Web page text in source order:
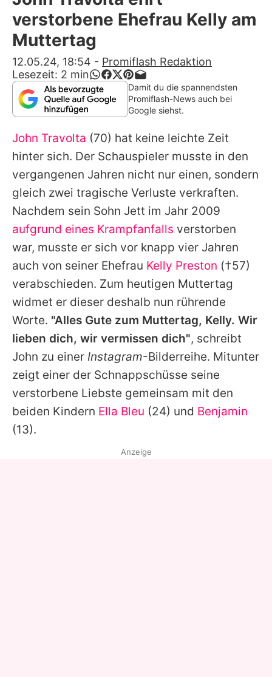
Alle Themen auf Promiflash
App runterladen
Team
Redaktionelle Richtlinien
Impressum
Datenschutzerklärung
Nutzungsbedingungen
Utiq verwalten
verstorbene Ehefrau Kelly am
Muttertag
12.05.24, 18:54 - Promiflash Redaktion
Lesezeit: 2 min
Damit du die spannendsten
Promiflash-News auch bei
Google siehst.
John Travolta (70) hat keine leichte Zeit
hinter sich. Der Schauspieler musste in den
vergangenen Jahren nicht nur einen, sondern
gleich zwei tragische Verluste verkraften.
Nachdem sein Sohn Jett im Jahr 2009
aufgrund eines Krampfanfalls verstorben
war, musste er sich vor knapp vier Jahren
auch von seiner Ehefrau Kelly Preston (†57)
verabschieden. Zum heutigen Muttertag
widmet er dieser deshalb nun rührende
Worte. "Alles Gute zum Muttertag, Kelly. Wir
lieben dich, wir vermissen dich", schreibt
John zu einer Instagram-Bilderreihe. Mitunter
zeigt einer der Schnappschüsse seine
verstorbene Liebste gemeinsam mit den
beiden Kindern Ella Bleu (24) und Benjamin
(13).
Anzeige